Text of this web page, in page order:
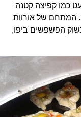
קפיצה קטנה
של אורוות
הפשפשים ביפו,